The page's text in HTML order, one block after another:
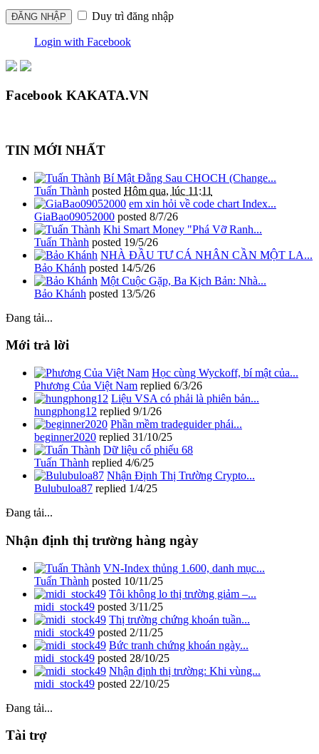
Duy trì đăng nhập
Login with Facebook
Facebook KAKATA.VN
TIN MỚI NHẤT
Bí Mật Đằng Sau CHOCH (Change...
Tuấn Thành posted Hôm qua, lúc 11:11
em xin hỏi về code chart Index...
GiaBao09052000 posted 8/7/26
Khi Smart Money "Phá Vỡ Ranh...
Tuấn Thành posted 19/5/26
NHÀ ĐẦU TƯ CÁ NHÂN CẦN MỘT LA...
Bảo Khánh posted 14/5/26
Một Cuộc Gặp, Ba Kịch Bản: Nhà...
Bảo Khánh posted 13/5/26
Đang tải...
Mới trả lời
Học cùng Wyckoff, bí mật của...
Phương Của Việt Nam replied 6/3/26
Liệu VSA có phải là phiên bản...
hungphong12 replied 9/1/26
Phần mềm tradeguider phái...
beginner2020 replied 31/10/25
Dữ liệu cổ phiếu 68
Tuấn Thành replied 4/6/25
Nhận Định Thị Trường Crypto...
Bulubuloa87 replied 1/4/25
Đang tải...
Nhận định thị trường hàng ngày
VN-Index thủng 1.600, danh mục...
Tuấn Thành posted 10/11/25
Tôi không lo thị trường giảm –...
midi_stock49 posted 3/11/25
Thị trường chứng khoán tuần...
midi_stock49 posted 2/11/25
Bức tranh chứng khoán ngày...
midi_stock49 posted 28/10/25
Nhận định thị trường: Khi vùng...
midi_stock49 posted 22/10/25
Đang tải...
Tài trợ